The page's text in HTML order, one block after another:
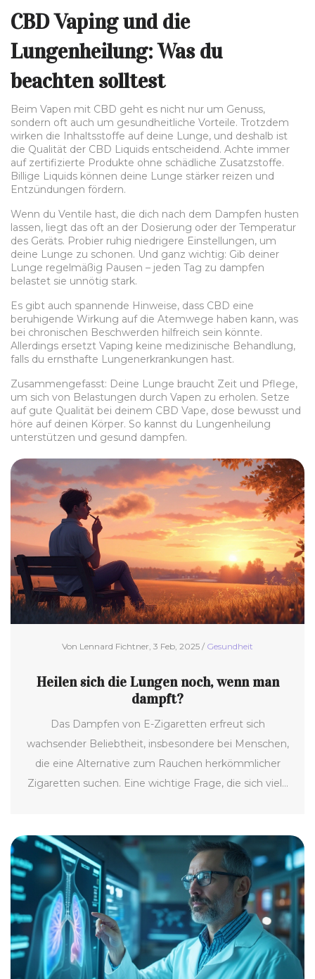
CBD Vaping und die
Lungenheilung: Was du
beachten solltest
Beim Vapen mit CBD geht es nicht nur um Genuss,
sondern oft auch um gesundheitliche Vorteile. Trotzdem
wirken die Inhaltsstoffe auf deine Lunge, und deshalb ist
die Qualität der CBD Liquids entscheidend. Achte immer
auf zertifizierte Produkte ohne schädliche Zusatzstoffe.
Billige Liquids können deine Lunge stärker reizen und
Entzündungen fördern.
Wenn du Ventile hast, die dich nach dem Dampfen husten
lassen, liegt das oft an der Dosierung oder der Temperatur
des Geräts. Probier ruhig niedrigere Einstellungen, um
deine Lunge zu schonen. Und ganz wichtig: Gib deiner
Lunge regelmäßig Pausen – jeden Tag zu dampfen
belastet sie unnötig stark.
Es gibt auch spannende Hinweise, dass CBD eine
beruhigende Wirkung auf die Atemwege haben kann, was
bei chronischen Beschwerden hilfreich sein könnte.
Allerdings ersetzt Vaping keine medizinische Behandlung,
falls du ernsthafte Lungenerkrankungen hast.
Zusammengefasst: Deine Lunge braucht Zeit und Pflege,
um sich von Belastungen durch Vapen zu erholen. Setze
auf gute Qualität bei deinem CBD Vape, dose bewusst und
höre auf deinen Körper. So kannst du Lungenheilung
unterstützen und gesund dampfen.
Von Lennard Fichtner, 3 Feb, 2025 / Gesundheit
Heilen sich die Lungen noch, wenn man
dampft?
Das Dampfen von E-Zigaretten erfreut sich
wachsender Beliebtheit, insbesondere bei Menschen,
die eine Alternative zum Rauchen herkömmlicher
Zigaretten suchen. Eine wichtige Frage, die sich viele
beleuchtet die Möglichkeit der Regeneration der
Lungen, wenn man vom Rauchen aufs Vaping
umsteigt, und klärt, ob CBD dabei eine Rolle spielt.
Verschiedene wissenschaftliche Erkenntnisse und
Expertenmeinungen werden betrachtet, um
herauszufinden, wie sich das Dampfen von CBD auf
die Lungen auswirkt. Praktische Tipps zur